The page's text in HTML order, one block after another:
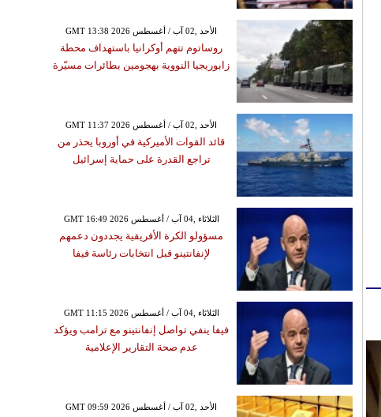
GMT 13:38 2026 الأحد ,02 آب / أغسطس
روساتوم تتهم أوكرانيا باستهداف محطة
زابوريجيا النووية بهجومين بطائرات مسيّرة
GMT 11:37 2026 الأحد ,02 آب / أغسطس
قائد القوات الأميركية في أوروبا يحذر من
تراجع القدرة على حماية إسرائيل
GMT 16:49 2026 الثلاثاء ,04 آب / أغسطس
مسؤولو الكرة الأفريقية يجددون دعمهم
لإنفانتينو قبل انتخابات رئاسة فيفا
GMT 11:15 2026 الثلاثاء ,04 آب / أغسطس
فيفا ينفي تواصل إنفانتينو مع ترامب ويؤكد
عدم صحة التقارير الإعلامية
GMT 09:59 2026 الأحد ,02 آب / أغسطس